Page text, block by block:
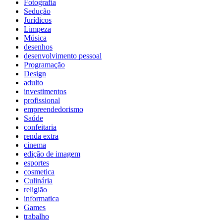
Fotografia
Sedução
Jurídicos
Limpeza
Música
desenhos
desenvolvimento pessoal
Programação
Design
adulto
investimentos
profissional
empreendedorismo
Saúde
confeitaria
renda extra
cinema
edição de imagem
esportes
cosmetica
Culinária
religião
informatica
Games
trabalho